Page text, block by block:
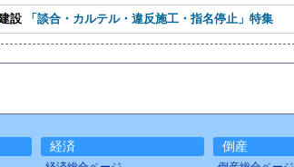
「談合・カルテル・違反施工・指名停止」特集
経済 倒産